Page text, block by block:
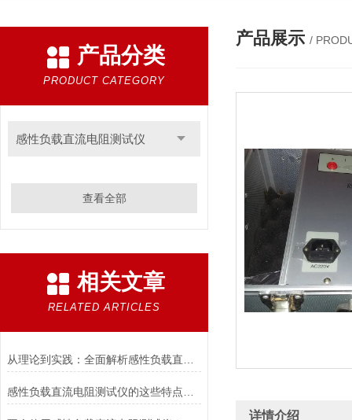
产品分类
PRODUCT CATEGORY
感性负载直流电阻测试仪
查看全部
相关文章
RELATED ARTICLES
产品展示 /
详情介绍